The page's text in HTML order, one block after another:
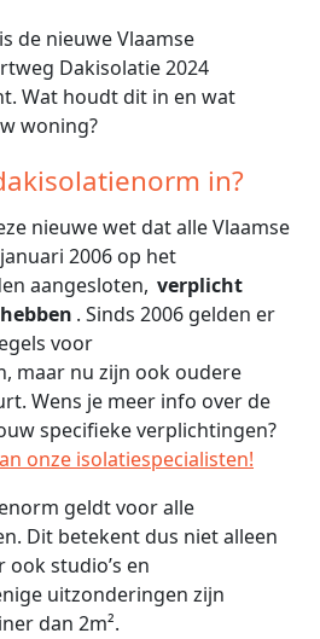
de nieuwe Vlaamse
Dakisolatie 2024
Wat houdt dit in en wat
woning?
in?
nieuwe wet dat alle Vlaamse
2006 op het
aangesloten, verplicht
. Sinds 2006 gelden er
voor
maar nu zijn ook oudere
Wens je meer info over de
specifieke verplichtingen?
onze isolatiespecialisten!
geldt voor alle
Dit betekent dus niet alleen
studio’s en
uitzonderingen zijn
dan 2m².